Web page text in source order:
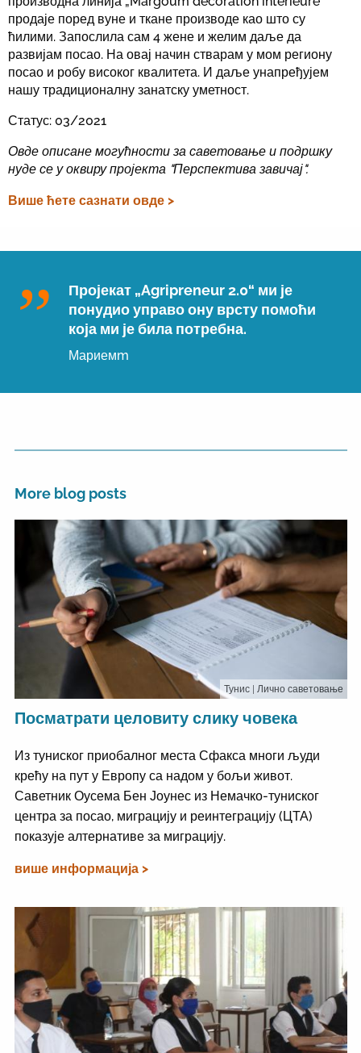
продаје поред вуне и ткане производе као што су
ћилими. Запослила сам 4 жене и желим даље да
развијам посао. На овај начин стварам у мом региону
посао и робу високог квалитета. И даље унапређујем
нашу традиционалну занатску уметност.
Статус: 03/2021
Овде описане могућности за саветовање и подршку
нуде се у оквиру пројекта "Перспектива завичај".
Више ћете сазнати овде >
Пројекат „Agripreneur 2.0“ ми је
понудио управо ону врсту помоћи
која ми је била потребна.
Мариемm
More blog posts
Тунис | Лично саветовање
Посматрати целовиту слику човека
Из туниског приобалног места Сфакса многи људи
крећу на пут у Европу са надом у бољи живот.
Саветник Оусема Бен Јоунес из Немачко-туниског
центра за посао, миграцију и реинтеграцију (ЦТА)
показује алтернативе за миграцију.
више информација >